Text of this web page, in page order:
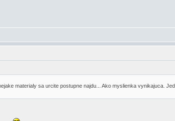
materialy sa urcite postupne najdu... Ako myslienka vynikajuca.